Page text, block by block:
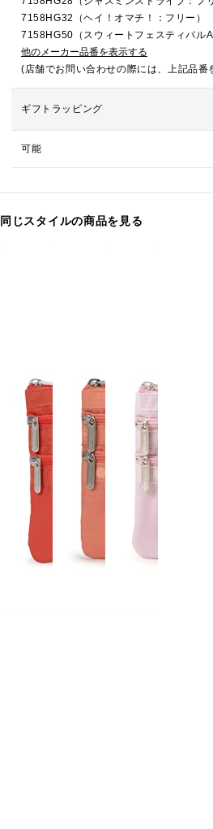
7158HG32（ヘイ！オマチ！：フリー）
7158HG50（スウィートフェスティバル
他のメーカー品番を表示する
(店舗でお問い合わせの際には、上記品番
ギフトラッピング
可能
同じスタイルの商品を見る